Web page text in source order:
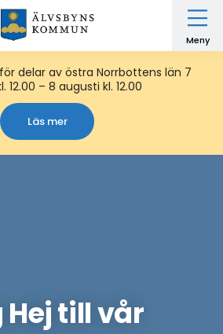
Meny
delar av östra Norrbottens län 7
12.00 – 8 augusti kl. 12.00
Läs mer
Hej till vår